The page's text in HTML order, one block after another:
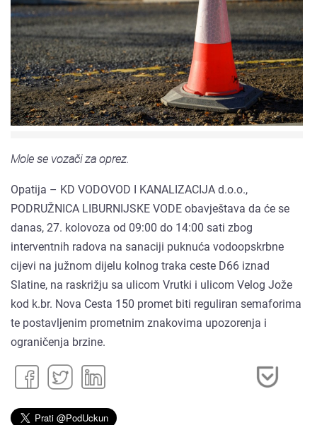
Mole se vozači za oprez.
Opatija – KD VODOVOD I KANALIZACIJA d.o.o.,
PODRUŽNICA LIBURNIJSKE VODE obavještava da će se
danas, 27. kolovoza od 09:00 do 14:00 sati zbog
interventnih radova na sanaciji puknuća vodoopskrbne
cijevi na južnom dijelu kolnog traka ceste D66 iznad
Slatine, na raskrižju sa ulicom Vrutki i ulicom Velog Jože
kod k.br. Nova Cesta 150 promet biti reguliran semaforima
te postavljenim prometnim znakovima upozorenja i
ograničenja brzine.